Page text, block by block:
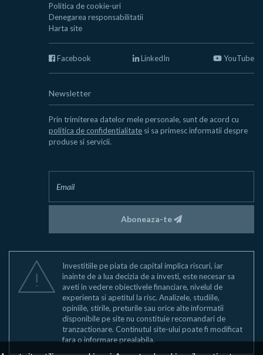
Politica de cookie-uri
Denegarea responsabilitatii
Harta site
Facebook LinkedIn YouTube
Newsletter
Prin trimiterea datelor mele personale, sunt de acord cu
politica de confidentialitate si sa primesc informatii despre
produse si servicii.
Aboneaza-te
Investitiile pe piata de capital implica riscuri, iar
inainte de a lua decizia de a investi, este necesar sa
aveti in vedere obiectivele financiare, nivelul de
experienta si apetitul la risc. Analizele, studiile,
opiniile, stirile, preturile sau orice alte informatii
disponibile pe site nu constituie recomandari de
tranzactionare. Continutul site-ului poate fi modificat
fara o informare prealabila.